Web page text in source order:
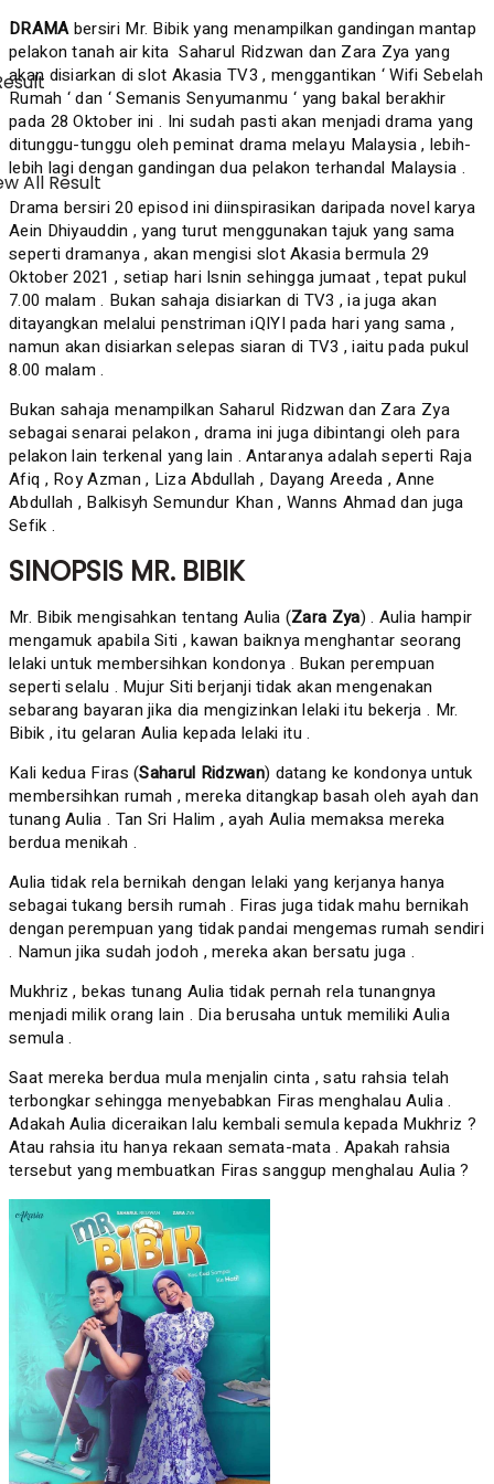
All Result
DRAMAbersiri Mr. Bibik yang menampilkan gandingan mantap
pelakon tanah air kita Saharul Ridzwan dan Zara Zya yang
akan disiarkan di slot Akasia TV3 , menggantikan ‘ Wifi Sebelah
Rumah ‘ dan ‘ Semanis Senyumanmu ‘ yang bakal berakhir
pada 28 Oktober ini . Ini sudah pasti akan menjadi drama yang
ditunggu-tunggu oleh peminat drama melayu Malaysia , lebih-
lebih lagi dengan gandingan dua pelakon terhandal Malaysia .
Drama bersiri 20 episod ini diinspirasikan daripada novel karya
Aein Dhiyauddin , yang turut menggunakan tajuk yang sama
seperti dramanya , akan mengisi slot Akasia bermula 29
Oktober 2021 , setiap hari Isnin sehingga jumaat , tepat pukul
7.00 malam . Bukan sahaja disiarkan di TV3 , ia juga akan
ditayangkan melalui penstriman iQIYI pada hari yang sama ,
namun akan disiarkan selepas siaran di TV3 , iaitu pada pukul
8.00 malam .
Bukan sahaja menampilkan Saharul Ridzwan dan Zara Zya
sebagai senarai pelakon , drama ini juga dibintangi oleh para
pelakon lain terkenal yang lain . Antaranya adalah seperti Raja
Afiq , Roy Azman , Liza Abdullah , Dayang Areeda , Anne
Abdullah , Balkisyh Semundur Khan , Wanns Ahmad dan juga
Sefik .
SINOPSIS MR. BIBIK
Mr. Bibik mengisahkan tentang Aulia (Zara Zya) . Aulia hampir
mengamuk apabila Siti , kawan baiknya menghantar seorang
lelaki untuk membersihkan kondonya . Bukan perempuan
seperti selalu . Mujur Siti berjanji tidak akan mengenakan
sebarang bayaran jika dia mengizinkan lelaki itu bekerja . Mr.
Bibik , itu gelaran Aulia kepada lelaki itu .
Kali kedua Firas (Saharul Ridzwan) datang ke kondonya untuk
membersihkan rumah , mereka ditangkap basah oleh ayah dan
tunang Aulia . Tan Sri Halim , ayah Aulia memaksa mereka
berdua menikah .
Aulia tidak rela bernikah dengan lelaki yang kerjanya hanya
sebagai tukang bersih rumah . Firas juga tidak mahu bernikah
dengan perempuan yang tidak pandai mengemas rumah sendiri
. Namun jika sudah jodoh , mereka akan bersatu juga .
Mukhriz , bekas tunang Aulia tidak pernah rela tunangnya
menjadi milik orang lain . Dia berusaha untuk memiliki Aulia
semula .
Saat mereka berdua mula menjalin cinta , satu rahsia telah
terbongkar sehingga menyebabkan Firas menghalau Aulia .
Adakah Aulia diceraikan lalu kembali semula kepada Mukhriz ?
Atau rahsia itu hanya rekaan semata-mata . Apakah rahsia
tersebut yang membuatkan Firas sanggup menghalau Aulia ?